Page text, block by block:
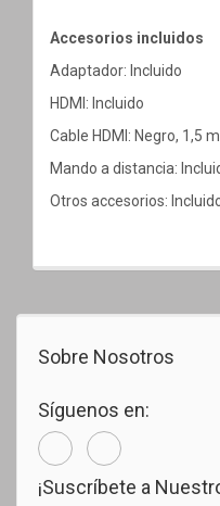
Accesorios incluidos
Adaptador: Incluido
HDMI: Incluido
Cable HDMI: Negro, 1,5 m
Mando a distancia:
Otros accesorios:
Sobre Nosotros
Síguenos en:
¡Suscríbete a